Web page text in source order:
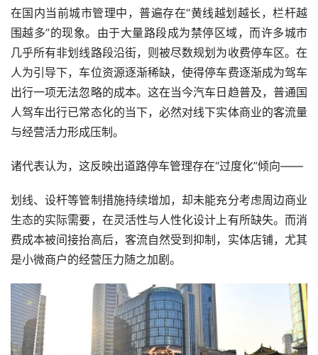
在国内当前城市管理中，普遍存在“黄线越划越长，栏杆越
围越多”的现象。由于大量路段成为禁停区域，而许多城市
几乎所有非划线路段沿街，则被尽数规划为收费停车区。在
人为引导下，车位资源逐渐稀缺，使得停车费逐渐成为驾车
出行一项无法忽略的成本。这在当今汽车日趋普及，普通国
人驾车出行已常态化的当下，必然对线下实体商业的客流量
与经营活力形成压制。
诸代表认为，这反映出道路停车管理存在“过度化”倾向——
划线、设杆等管制措施持续增加，却未能充分考虑周边商业
生态的实际需要，在灵活性与人性化设计上有所缺失。而消
费成本被间接抬高后，客流自然受到抑制，实体店铺，尤其
是小微商户的经营压力随之加剧。